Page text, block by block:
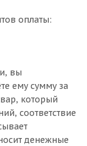
оплаты:
вы
ему сумму за
который
соответствие
денежные